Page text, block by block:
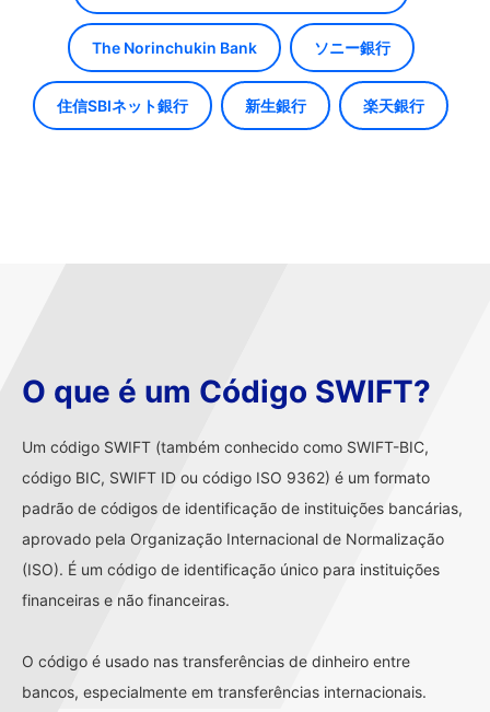
The Norinchukin Bank ソニー銀行
住信SBIネット銀行 新生銀行 楽天銀行
O que é um Código SWIFT?
Um código SWIFT (também conhecido como SWIFT-BIC,
código BIC, SWIFT ID ou código ISO 9362) é um formato
padrão de códigos de identificação de instituições bancárias,
aprovado pela Organização Internacional de Normalização
(ISO). É um código de identificação único para instituições
financeiras e não financeiras.
O código é usado nas transferências de dinheiro entre
bancos, especialmente em transferências internacionais.